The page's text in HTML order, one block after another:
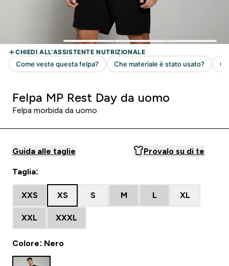
Felpa MP Rest Day da uomo
Felpa morbida da uomo
Guida alle taglie Provalo su di te
Taglia:
XXS XS S M L XL
XXL XXXL
Colore: Nero